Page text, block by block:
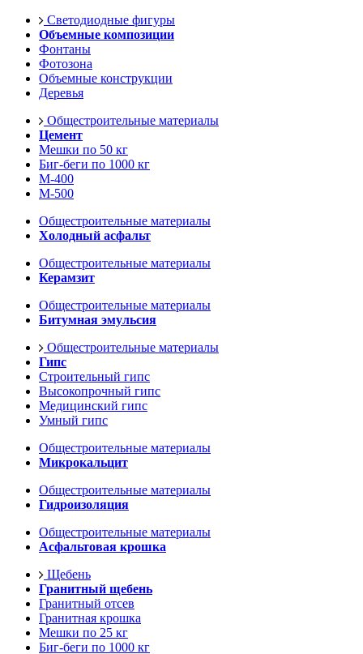
Светодиодные фигуры
Объемные композиции
Фонтаны
Фотозона
Объемные конструкции
Деревья
Общестроительные материалы
Цемент
Мешки по 50 кг
Биг-беги по 1000 кг
М-400
М-500
Общестроительные материалы
Холодный асфальт
Общестроительные материалы
Керамзит
Общестроительные материалы
Битумная эмульсия
Общестроительные материалы
Гипс
Строительный гипс
Высокопрочный гипс
Медицинский гипс
Умный гипс
Общестроительные материалы
Микрокальцит
Общестроительные материалы
Гидроизоляция
Общестроительные материалы
Асфальтовая крошка
Щебень
Гранитный щебень
Гранитный отсев
Гранитная крошка
Мешки по 25 кг
Биг-беги по 1000 кг